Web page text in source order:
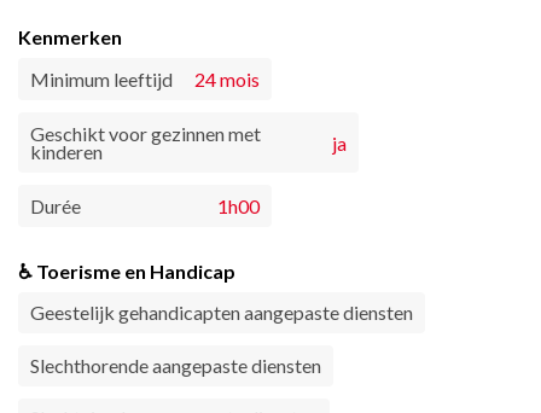
Kenmerken
Minimum leeftijd
24 mois
Geschikt voor gezinnen met
kinderen ja
Durée 1h00
♿ Toerisme en Handicap
Geestelijk gehandicapten aangepaste diensten
Slechthorende aangepaste diensten